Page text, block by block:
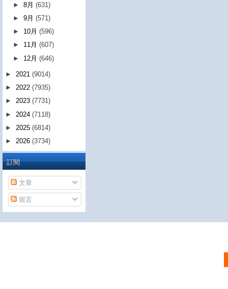
►8月(631)
►9月(571)
► 10月(596)
► 11月(607)
► 12月(646)
► 2021 (9014)
► 2022 (7935)
► 2023 (7731)
► 2024 (7118)
► 2025 (6814)
► 2026 (3734)
訂閱
文章
留言